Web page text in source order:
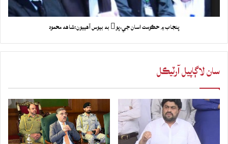
پنجاب ۾ حڪومت اسان جي،پو به بيوس آهييون:شاهه محمود
سان لاڳاپيل آرٽيڪل